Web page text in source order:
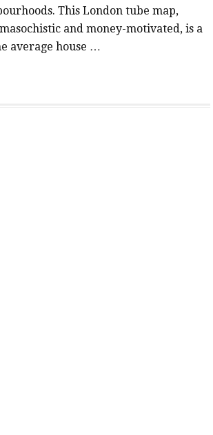
This London tube map,
and money-motivated, is a
average house …